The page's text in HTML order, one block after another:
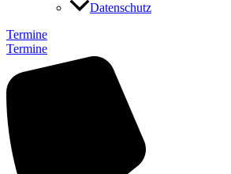
Datenschutz
Termine
Termine